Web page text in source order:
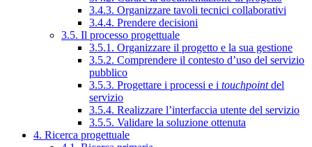
3.4.3. Organizzare tavoli tecnici collaborativi
3.4.4. Prendere decisioni
3.5. Il processo progettuale
3.5.1. Organizzare il progetto e la sua gestione
3.5.2. Comprendere il contesto d’uso del servizio
pubblico
3.5.3. Progettare i processi e i touchpointdel
servizio
3.5.4. Realizzare l’interfaccia utente del servizio
3.5.5. Validare la soluzione ottenuta
4. Ricerca progettuale